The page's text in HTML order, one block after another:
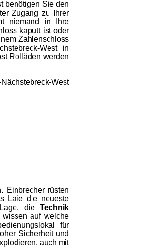
benötigen Sie den
Zugang zu Ihrer
niemand in Ihre
kaputt ist oder
Zahlenschloss
West in
Rolläden werden
Einbrecher rüsten
Laie die neueste
die Technik
auf welche
für
Sicherheit und
auch mit